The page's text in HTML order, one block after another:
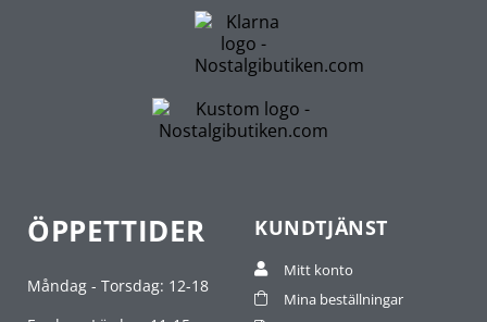
ÖPPETTIDER
Måndag - Torsdag: 12-18
KUNDTJÄNST
Mitt konto
Mina beställningar